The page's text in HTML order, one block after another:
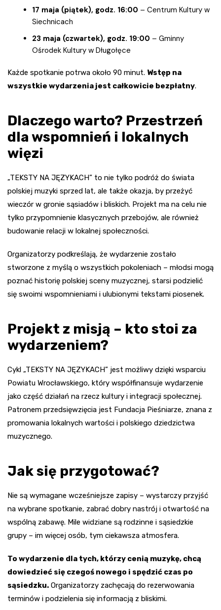
17 maja (piątek), godz. 16:00 – Centrum Kultury w
Siechnicach
23 maja (czwartek), godz. 19:00 – Gminny
Ośrodek Kultury w Długołęce
Każde spotkanie potrwa około 90 minut. Wstęp na
wszystkie wydarzenia jest całkowicie bezpłatny.
Dlaczego warto? Przestrzeń
dla wspomnień i lokalnych
więzi
„TEKSTY NA JĘZYKACH” to nie tylko podróż do świata
polskiej muzyki sprzed lat, ale także okazja, by przeżyć
wieczór w gronie sąsiadów i bliskich. Projekt ma na celu nie
tylko przypomnienie klasycznych przebojów, ale również
budowanie relacji w lokalnej społeczności.
Organizatorzy podkreślają, że wydarzenie zostało
stworzone z myślą o wszystkich pokoleniach – młodsi mogą
poznać historię polskiej sceny muzycznej, starsi podzielić
się swoimi wspomnieniami i ulubionymi tekstami piosenek.
Projekt z misją – kto stoi za
wydarzeniem?
Cykl „TEKSTY NA JĘZYKACH” jest możliwy dzięki wsparciu
Powiatu Wrocławskiego, który współfinansuje wydarzenie
jako część działań na rzecz kultury i integracji społecznej.
Patronem przedsięwzięcia jest Fundacja Pieśniarze, znana z
promowania lokalnych wartości i polskiego dziedzictwa
muzycznego.
Jak się przygotować?
Nie są wymagane wcześniejsze zapisy – wystarczy przyjść
na wybrane spotkanie, zabrać dobry nastrój i otwartość na
wspólną zabawę. Mile widziane są rodzinne i sąsiedzkie
grupy – im więcej osób, tym ciekawsza atmosfera.
To wydarzenie dla tych, którzy cenią muzykę, chcą
dowiedzieć się czegoś nowego i spędzić czas po
sąsiedzku. Organizatorzy zachęcają do rezerwowania
terminów i podzielenia się informacją z bliskimi.